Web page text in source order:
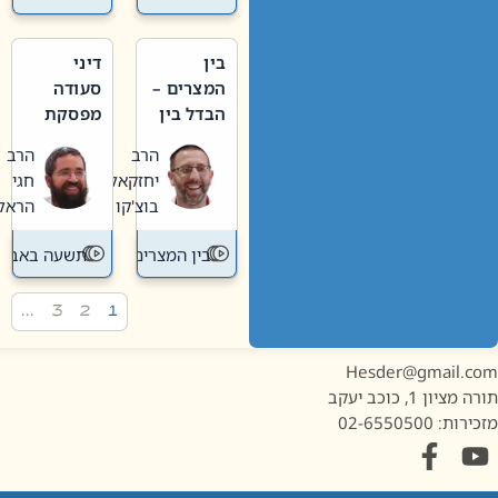
בין
המצרים –
הבדל בין
חדשה
לישנה
הרב
יחזקאל
בוצ'קו
בין המצרים
דיני
סעודה
מפסקת
תשעה
באב
הרב
חגי
הראל
תשעה באב
1, כוכב יעקב
02-6550500